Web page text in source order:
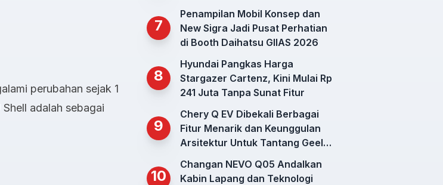
perubahan sejak 1
adalah sebagai
7
Penampilan Mobil Konsep dan
New Sigra Jadi Pusat Perhatian
di Booth Daihatsu GIIAS 2026
8
Hyundai Pangkas Harga
Stargazer Cartenz, Kini Mulai Rp
241 Juta Tanpa Sunat Fitur
9
Chery Q EV Dibekali Berbagai
Fitur Menarik dan Keunggulan
Arsitektur Untuk Tantang Geely
10
Changan NEVO Q05 Andalkan
Kabin Lapang dan Teknologi